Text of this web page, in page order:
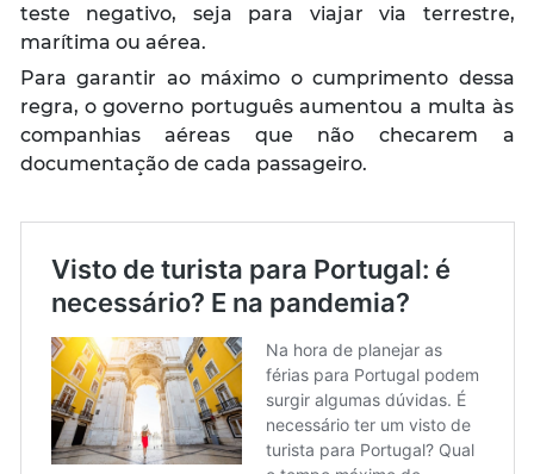
teste negativo, seja para viajar via terrestre,
marítima ou aérea.
Para garantir ao máximo o cumprimento dessa
regra, o governo português aumentou a multa às
companhias aéreas que não checarem a
documentação de cada passageiro.